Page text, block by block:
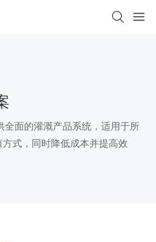
面的灌溉产品系统，适用于所
式，同时降低成本并提高效